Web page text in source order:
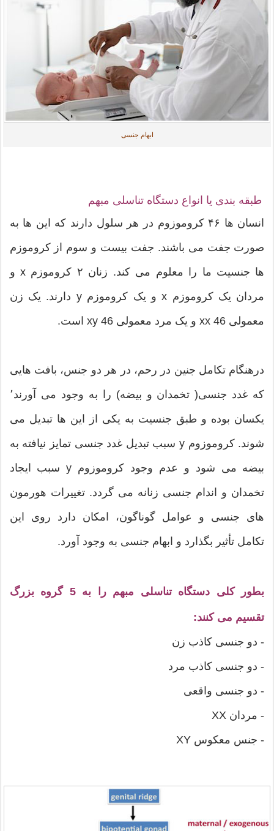
ابهام جنسی
طبقه بندی یا انواع دستگاه تناسلی مبهم
انسان ها ۴۶ کروموزوم در هر سلول دارند که این ها به
صورت جفت می باشند. جفت بیست و سوم از کروموزم
ها جنسیت ما را معلوم می کند. زنان ۲ کروموزم x و
مردان یک کروموزم x و یک کروموزم y دارند. یک زن
معمولی xx 46 و یک مرد معمولی xy 46 است.
درهنگام تکامل جنین در رحم، در هر دو جنس، بافت هایی
که غدد جنسی( تخمدان و بیضه) را به وجود می آورند٬
یکسان بوده و طبق جنسیت به یکی از این ها تبدیل می
شوند. کروموزوم y سبب تبدیل غدد جنسی تمایز نیافته به
بیضه می شود و عدم وجود کروموزوم y سبب ایجاد
تخمدان و اندام جنسی زنانه می گردد. تغییرات هورمون
های جنسی و عوامل گوناگون، امکان دارد روی این
تکامل تأثير بگذارد و ابهام جنسی به وجود آورد.
بطور کلی دستگاه تناسلی مبهم را به 5 گروه بزرگ
تقسیم می کنند:
- دو جنسی کاذب زن
- دو جنسی کاذب مرد
- دو جنسی واقعی
- مردان XX
- جنس معکوس XY